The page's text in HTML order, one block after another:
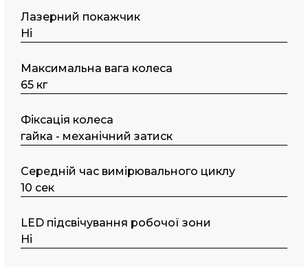
Лазерний покажчик
Ні
Максимальна вага колеса
65 кг
Фіксація колеса
гайка - механічний затиск
Середній час вимірювального циклу
10 сек
LED підсвічування робочої зони
Ні